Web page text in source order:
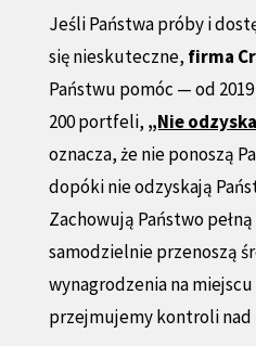
Jeśli Państwa próby i
się nieskuteczne, firma
Państwu pomóc — od
200 portfeli, „Nie
oznacza, że nie ponoszą
dopóki nie odzyskają
Zachowują Państwo
samodzielnie przenoszą
wynagrodzenia na
przejmujemy kontroli nad